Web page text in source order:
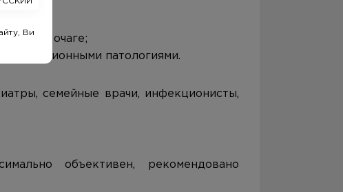
очаге;
инфекционными патологиями.
семейные врачи, инфекционисты,
объективен, рекомендовано
Ви